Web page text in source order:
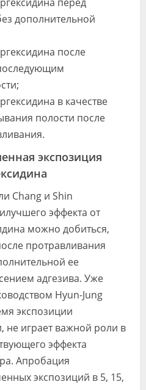
дополнительной
после
в качестве
полости после
экспозиция
Chang и Shin
эффекта от
можно добиться,
протравливания
ее
адгезива. Уже
Hyun-Jung
экспозиции
не играет важной роли в
эффекта
Апробация
экспозиций в 5, 15,